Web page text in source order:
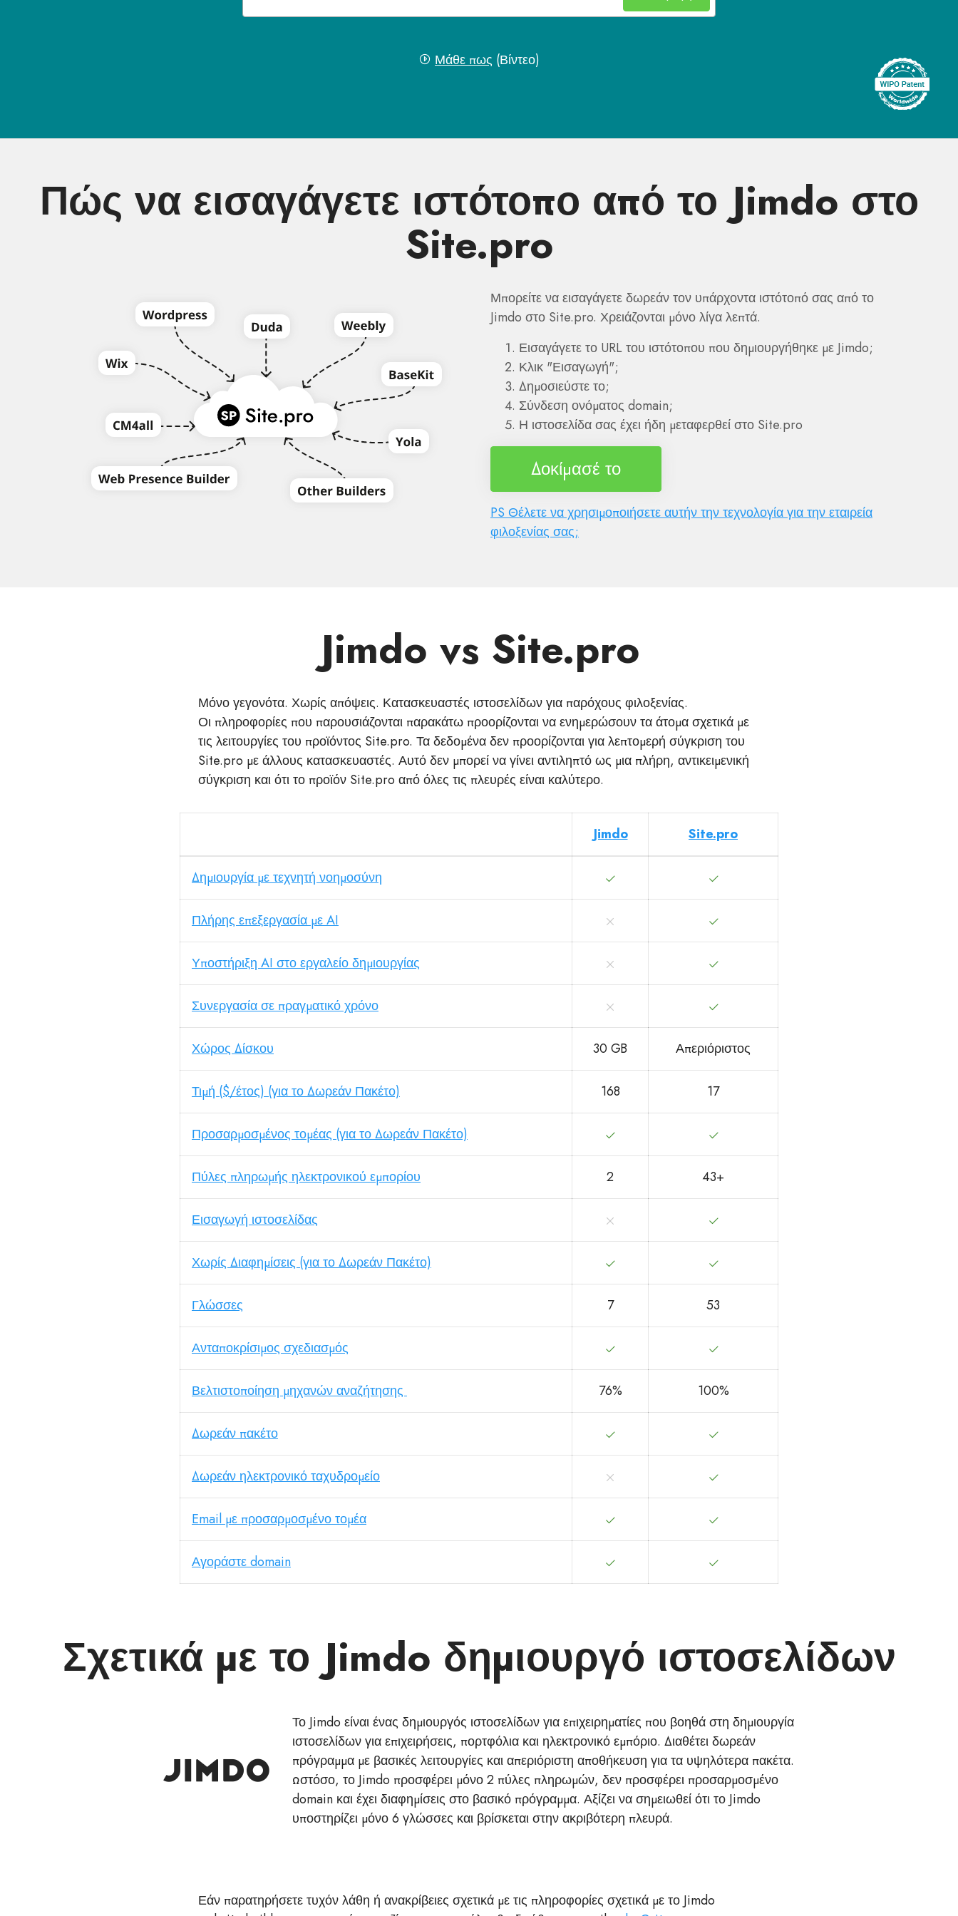
Μάθε πως (Βίντεο)
Πώς να εισαγάγετε ιστότοπο από το Jimdo στο
Site.pro
Μπορείτε να εισαγάγετε δωρεάν τον υπάρχοντα ιστότοπό σας από το
Jimdo στο Site.pro. Χρειάζονται μόνο λίγα λεπτά.
Εισαγάγετε το URL του ιστότοπου που δημιουργήθηκε με Jimdo;
Κλικ "Εισαγωγή";
Δημοσιεύστε το;
Σύνδεση ονόματος domain;
Η ιστοσελίδα σας έχει ήδη μεταφερθεί στο Site.pro
Δοκίμασέ το
PS Θέλετε να χρησιμοποιήσετε αυτήν την τεχνολογία για την εταιρεία
φιλοξενίας σας;
Jimdo vs Site.pro
Μόνο γεγονότα. Χωρίς απόψεις. Κατασκευαστές ιστοσελίδων για παρόχους φιλοξενίας.
Οι πληροφορίες που παρουσιάζονται παρακάτω προορίζονται να ενημερώσουν τα άτομα σχετικά με
τις λειτουργίες του προϊόντος Site.pro. Τα δεδομένα δεν προορίζονται για λεπτομερή σύγκριση του
Site.pro με άλλους κατασκευαστές. Αυτό δεν μπορεί να γίνει αντιληπτό ως μια πλήρη, αντικειμενική
σύγκριση και ότι το προϊόν Site.pro από όλες τις πλευρές είναι καλύτερο.
Jimdo Site.pro
Δημιουργία με τεχνητή νοημοσύνη
Πλήρης επεξεργασία με AI
Υποστήριξη AI στο εργαλείο δημιουργίας
Συνεργασία σε πραγματικό χρόνο
Χώρος Δίσκου 30 GB Απεριόριστος
Τιμή ($/έτος) (για το Δωρεάν Πακέτο) 168 17
Προσαρμοσμένος τομέας (για το Δωρεάν Πακέτο)
Πύλες πληρωμής ηλεκτρονικού εμπορίου 2 43+
Εισαγωγή ιστοσελίδας
Χωρίς Διαφημίσεις (για το Δωρεάν Πακέτο)
Γλώσσες 7 53
Ανταποκρίσιμος σχεδιασμός
Βελτιστοποίηση μηχανών αναζήτησης 76% 100%
Δωρεάν πακέτο
Δωρεάν ηλεκτρονικό ταχυδρομείο
Email με προσαρμοσμένο τομέα
Αγοράστε domain
Σχετικά με το Jimdo δημιουργό ιστοσελίδων
Το Jimdo είναι ένας δημιουργός ιστοσελίδων για επιχειρηματίες που βοηθά στη δημιουργία
ιστοσελίδων για επιχειρήσεις, πορτφόλια και ηλεκτρονικό εμπόριο. Διαθέτει δωρεάν
πρόγραμμα με βασικές λειτουργίες και απεριόριστη αποθήκευση για τα υψηλότερα πακέτα.
Ωστόσο, το Jimdo προσφέρει μόνο 2 πύλες πληρωμών, δεν προσφέρει προσαρμοσμένο
domain και έχει διαφημίσεις στο βασικό πρόγραμμα. Αξίζει να σημειωθεί ότι το Jimdo
υποστηρίζει μόνο 6 γλώσσες και βρίσκεται στην ακριβότερη πλευρά.
Εάν παρατηρήσετε τυχόν λάθη ή ανακρίβειες σχετικά με τις πληροφορίες σχετικά με το Jimdo